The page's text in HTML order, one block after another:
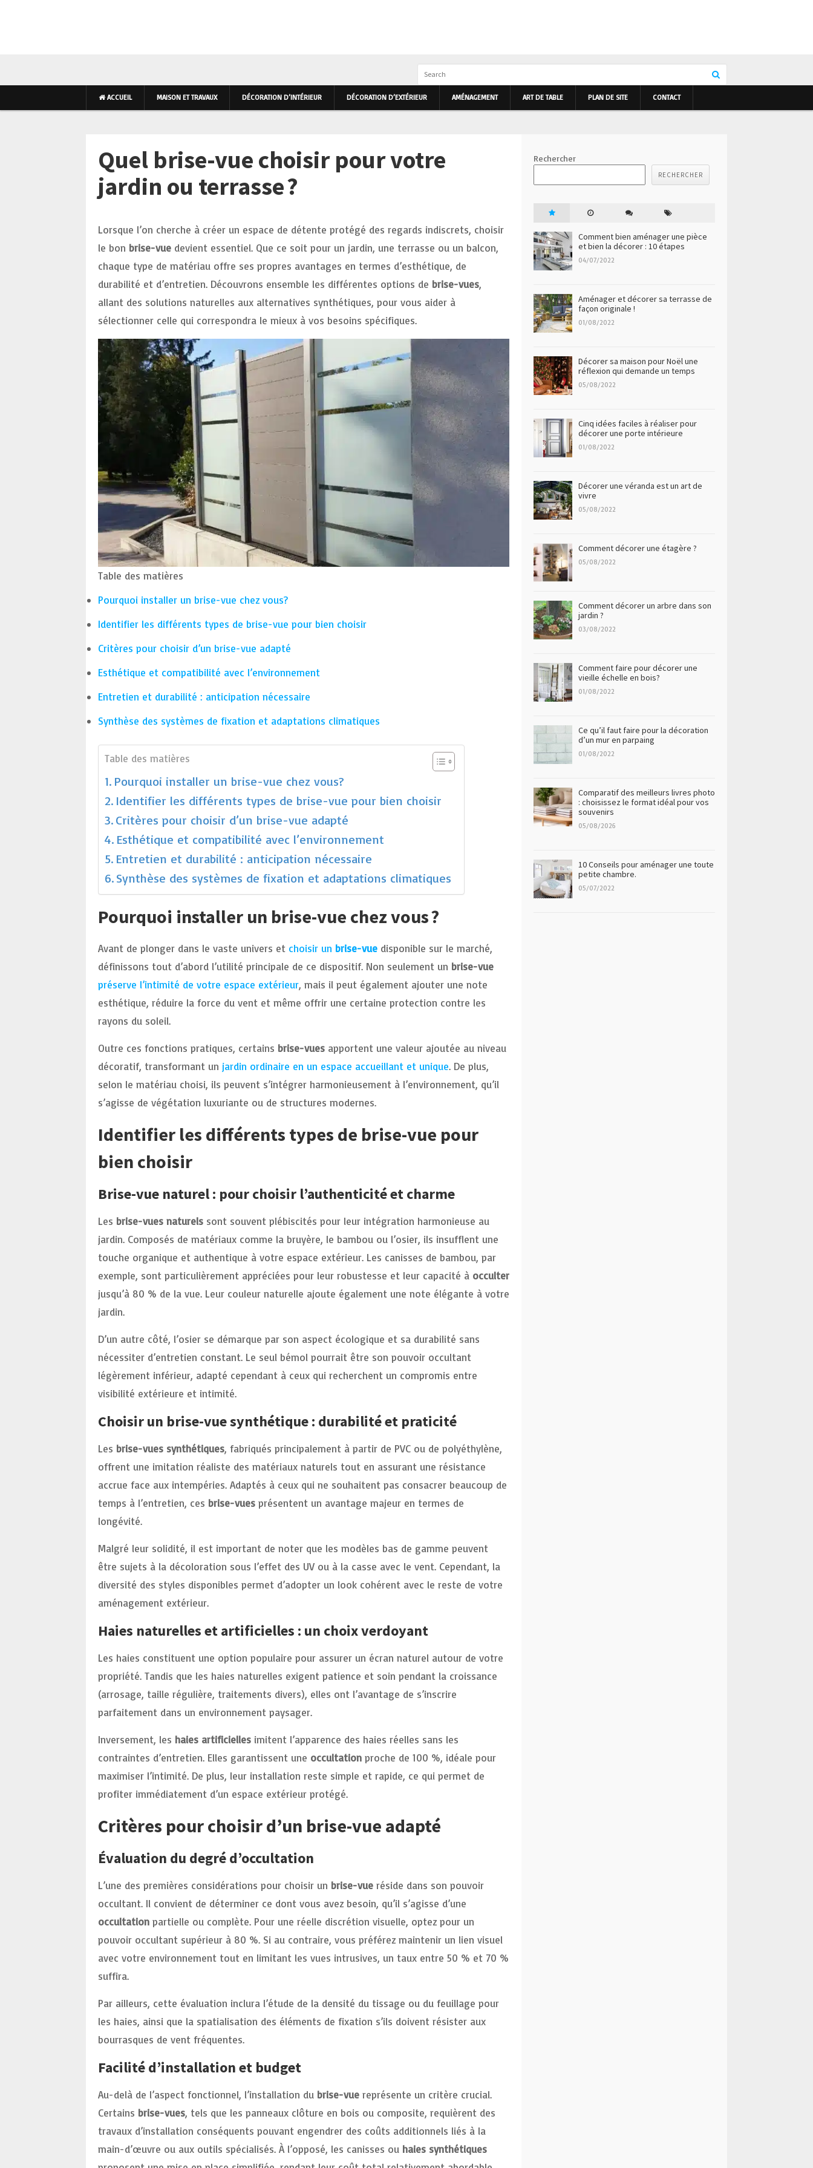
ACCUEIL MAISON ET TRAVAUX DÉCORATION D’INTÉRIEUR DÉCORATION D’EXTÉRIEUR AMÉNAGEMENT ART DE TABLE PLAN DE SITE CONTACT
Quel brise-vue choisir pour votre
jardin ou terrasse ?
Lorsque l’on cherche à créer un espace de détente protégé des regards indiscrets, choisir
le bon brise-vue devient essentiel. Que ce soit pour un jardin, une terrasse ou un balcon,
chaque type de matériau offre ses propres avantages en termes d’esthétique, de
durabilité et d’entretien. Découvrons ensemble les différentes options de brise-vues,
allant des solutions naturelles aux alternatives synthétiques, pour vous aider à
sélectionner celle qui correspondra le mieux à vos besoins spécifiques.
Table des matières
Pourquoi installer un brise-vue chez vous ?
Identifier les différents types de brise-vue pour bien choisir
Critères pour choisir d’un brise-vue adapté
Esthétique et compatibilité avec l’environnement
Entretien et durabilité : anticipation nécessaire
Synthèse des systèmes de fixation et adaptations climatiques
Table des matières
Pourquoi installer un brise-vue chez vous ?
Identifier les différents types de brise-vue pour bien choisir
Critères pour choisir d’un brise-vue adapté
Esthétique et compatibilité avec l’environnement
Entretien et durabilité : anticipation nécessaire
Synthèse des systèmes de fixation et adaptations climatiques
Pourquoi installer un brise-vue chez vous ?
Avant de plonger dans le vaste univers et choisir un brise-vue disponible sur le marché,
définissons tout d’abord l’utilité principale de ce dispositif. Non seulement un brise-vue
préserve l’intimité de votre espace extérieur, mais il peut également ajouter une note
esthétique, réduire la force du vent et même offrir une certaine protection contre les
rayons du soleil.
Outre ces fonctions pratiques, certains brise-vues apportent une valeur ajoutée au niveau
décoratif, transformant un jardin ordinaire en un espace accueillant et unique. De plus,
selon le matériau choisi, ils peuvent s’intégrer harmonieusement à l’environnement, qu’il
s’agisse de végétation luxuriante ou de structures modernes.
Identifier les différents types de brise-vue pour
bien choisir
Brise-vue naturel : pour choisir l’authenticité et charme
Les brise-vues naturels sont souvent plébiscités pour leur intégration harmonieuse au
jardin. Composés de matériaux comme la bruyère, le bambou ou l’osier, ils insufflent une
touche organique et authentique à votre espace extérieur. Les canisses de bambou, par
exemple, sont particulièrement appréciées pour leur robustesse et leur capacité à occulter
jusqu’à 80 % de la vue. Leur couleur naturelle ajoute également une note élégante à votre
jardin.
D’un autre côté, l’osier se démarque par son aspect écologique et sa durabilité sans
nécessiter d’entretien constant. Le seul bémol pourrait être son pouvoir occultant
légèrement inférieur, adapté cependant à ceux qui recherchent un compromis entre
visibilité extérieure et intimité.
Choisir un brise-vue synthétique : durabilité et praticité
Les brise-vues synthétiques, fabriqués principalement à partir de PVC ou de polyéthylène,
offrent une imitation réaliste des matériaux naturels tout en assurant une résistance
accrue face aux intempéries. Adaptés à ceux qui ne souhaitent pas consacrer beaucoup de
temps à l’entretien, ces brise-vues présentent un avantage majeur en termes de
longévité.
Malgré leur solidité, il est important de noter que les modèles bas de gamme peuvent
être sujets à la décoloration sous l’effet des UV ou à la casse avec le vent. Cependant, la
diversité des styles disponibles permet d’adopter un look cohérent avec le reste de votre
aménagement extérieur.
Haies naturelles et artificielles : un choix verdoyant
Les haies constituent une option populaire pour assurer un écran naturel autour de votre
propriété. Tandis que les haies naturelles exigent patience et soin pendant la croissance
(arrosage, taille régulière, traitements divers), elles ont l’avantage de s’inscrire
parfaitement dans un environnement paysager.
Inversement, les haies artificielles imitent l’apparence des haies réelles sans les
contraintes d’entretien. Elles garantissent une occultation proche de 100 %, idéale pour
maximiser l’intimité. De plus, leur installation reste simple et rapide, ce qui permet de
profiter immédiatement d’un espace extérieur protégé.
Critères pour choisir d’un brise-vue adapté
Évaluation du degré d’occultation
L’une des premières considérations pour choisir un brise-vue réside dans son pouvoir
occultant. Il convient de déterminer ce dont vous avez besoin, qu’il s’agisse d’une
occultation partielle ou complète. Pour une réelle discrétion visuelle, optez pour un
pouvoir occultant supérieur à 80 %. Si au contraire, vous préférez maintenir un lien visuel
avec votre environnement tout en limitant les vues intrusives, un taux entre 50 % et 70 %
suffira.
Par ailleurs, cette évaluation inclura l’étude de la densité du tissage ou du feuillage pour
les haies, ainsi que la spatialisation des éléments de fixation s’ils doivent résister aux
bourrasques de vent fréquentes.
Facilité d’installation et budget
Au-delà de l’aspect fonctionnel, l’installation du brise-vue représente un critère crucial.
Certains brise-vues, tels que les panneaux clôture en bois ou composite, requièrent des
travaux d’installation conséquents pouvant engendrer des coûts additionnels liés à la
main-d’œuvre ou aux outils spécialisés. À l’opposé, les canisses ou haies synthétiques
Rechercher
RECHERCHER
Comment bien aménager une pièce
et bien la décorer : 10 étapes
04/07/2022
Aménager et décorer sa terrasse de
façon originale !
01/08/2022
Décorer sa maison pour Noël une
réflexion qui demande un temps
05/08/2022
Cinq idées faciles à réaliser pour
décorer une porte intérieure
01/08/2022
Décorer une véranda est un art de
vivre
05/08/2022
Comment décorer une étagère ?
05/08/2022
Comment décorer un arbre dans son
jardin ?
03/08/2022
Comment faire pour décorer une
vieille échelle en bois?
01/08/2022
Ce qu’il faut faire pour la décoration
d’un mur en parpaing
01/08/2022
Comparatif des meilleurs livres photo
: choisissez le format idéal pour vos
souvenirs
05/08/2026
10 Conseils pour aménager une toute
petite chambre.
05/07/2022